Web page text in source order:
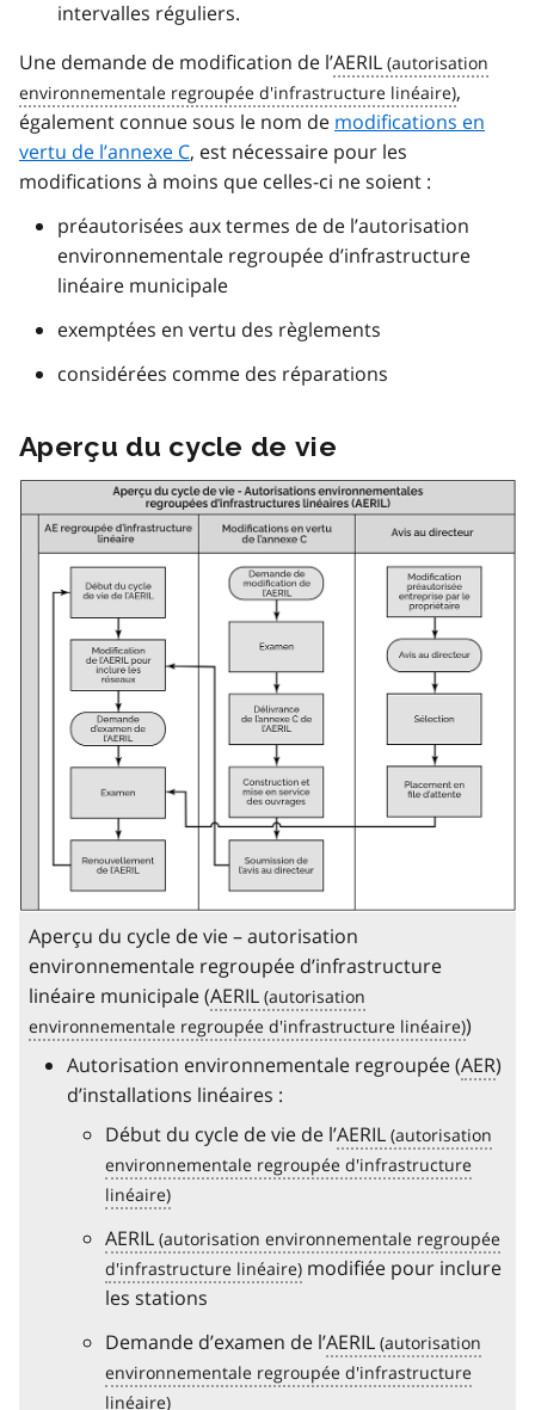
intervalles réguliers.
Une demande de modification de l’AERIL
,
également connue sous le nom de modifications en
vertu de l’annexe C, est nécessaire pour les
modifications à moins que celles-ci ne soient :
préautorisées aux termes de de l’autorisation
environnementale regroupée d’infrastructure
linéaire municipale
exemptées en vertu des règlements
considérées comme des réparations
Aperçu du cycle de vie
Aperçu du cycle de vie – autorisation
environnementale regroupée d’infrastructure
linéaire municipale (AERIL
)
Autorisation environnementale regroupée (AER)
d’installations linéaires :
Début du cycle de vie de l’AERIL
AERIL
modifiée pour inclure
les stations
Demande d’examen de l’AERIL